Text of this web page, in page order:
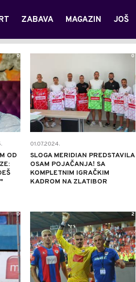
ZABAVA MAGAZIN JOŠ
OD
0
01.07.2024.
SLOGA MERIDIAN PREDSTAVILA
OSAM POJAČANJA! SA
KOMPLETNIM IGRAČKIM
KADROM NA ZLATIBOR
0
0 2